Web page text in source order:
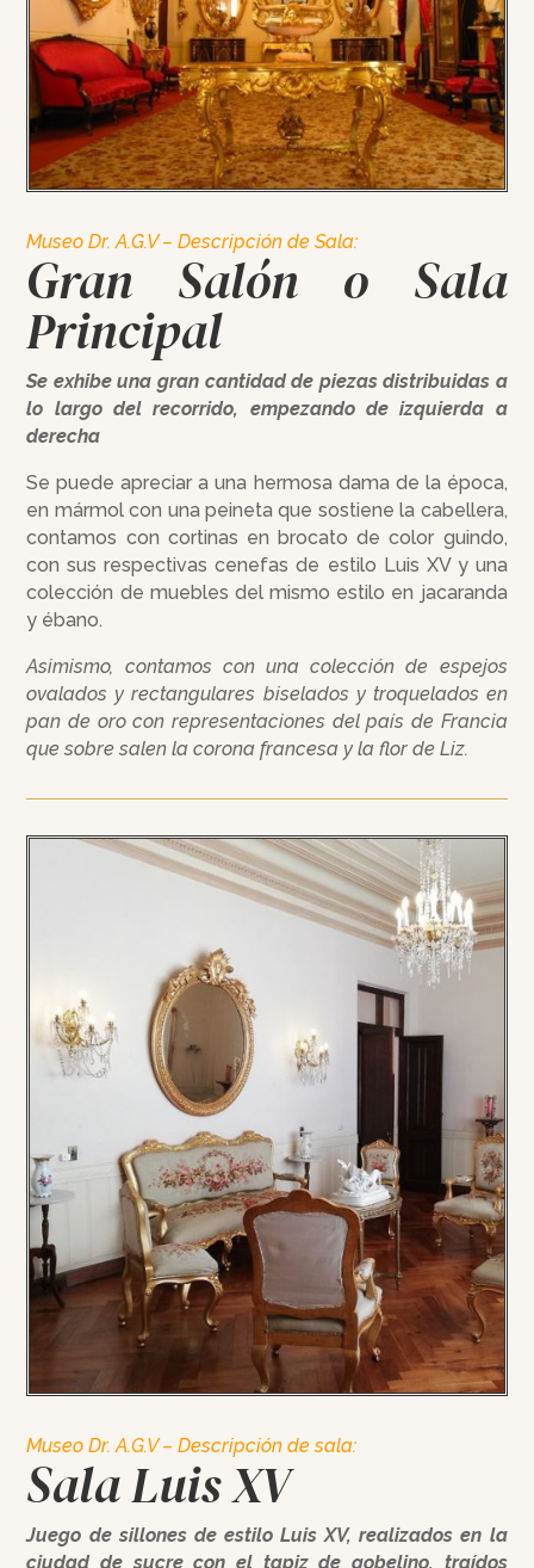
Museo Dr. A.G.V – Descripción de Sala:
Gran Salón o Sala
Principal
Se exhibe una gran cantidad de piezas distribuidas a
lo largo del recorrido, empezando de izquierda a
derecha
Se puede apreciar a una hermosa dama de la época,
en mármol con una peineta que sostiene la cabellera,
contamos con cortinas en brocato de color guindo,
con sus respectivas cenefas de estilo Luis XV y una
colección de muebles del mismo estilo en jacaranda
y ébano.
Asimismo, contamos con una colección de espejos
ovalados y rectangulares biselados y troquelados en
pan de oro con representaciones del país de Francia
que sobre salen la corona francesa y la flor de Liz.
Museo Dr. A.G.V – Descripción de sala:
Sala Luis XV
Juego de sillones de estilo Luis XV, realizados en la
ciudad de sucre con el tapiz de gobelino, traídos